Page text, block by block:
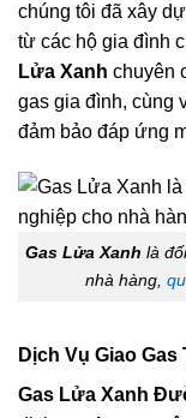
chúng tôi đã xây
từ các hộ gia đình
Lửa Xanh chuyên
gas gia đình, cùng
đảm bảo đáp ứng
Gas Lửa Xanh là
nhà hàng,
Dịch Vụ Giao Gas
Gas Lửa Xanh